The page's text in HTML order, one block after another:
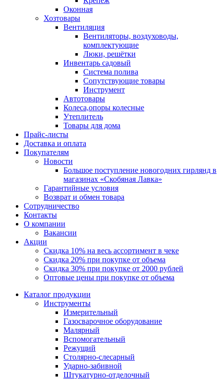
Оконная
Хозтовары
Вентиляция
Вентиляторы, воздуховоды,
комплектующие
Люки, решётки
Инвентарь садовый
Система полива
Сопутствующие товары
Инструмент
Автотовары
Колеса,опоры колесные
Утеплитель
Товары для дома
Прайс-листы
Доставка и оплата
Покупателям
Новости
Большое поступление новогодних гирлянд в
магазинах «Скобяная Лавка»
Гарантийные условия
Возврат и обмен товара
Сотрудничество
Контакты
О компании
Вакансии
Акции
Скидка 10% на весь ассортимент в чеке
Скидка 20% при покупке от объема
Скидка 30% при покупке от 2000 рублей
Оптовые цены при покупке от объема
Каталог продукции
Инструменты
Измерительный
Газосварочное оборудование
Малярный
Вспомогательный
Режущий
Столярно-слесарный
Ударно-забивной
Штукатурно-отделочный